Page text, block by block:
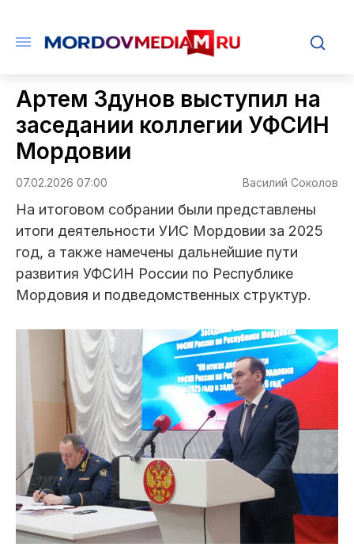
Артем Здунов выступил на
заседании коллегии УФСИН
Мордовии
07.02.2026 07:00 Василий Соколов
На итоговом собрании были представлены
итоги деятельности УИС Мордовии за 2025
год, а также намечены дальнейшие пути
развития УФСИН России по Республике
Мордовия и подведомственных структур.